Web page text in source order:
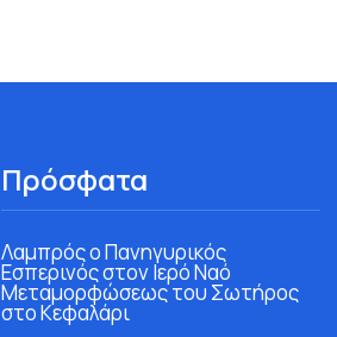
Πρόσφατα
Λαμπρός ο Πανηγυρικός
Εσπερινός στον Ιερό Ναό
Μεταμορφώσεως του Σωτήρος
στο Κεφαλάρι